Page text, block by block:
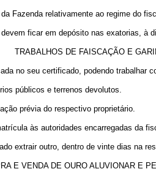
Fazenda relativamente ao regime do
ficar em depósito nas exatorias, à
TRABALHOS DE FAISCAÇÃO E
no seu certificado, podendo
públicos e terrenos devolutos.
prévia do respectivo proprietário.
às autoridades encarregadas da
extrair outro, dentro de vinte dias na
E VENDA DE OURO ALUVIONAR E